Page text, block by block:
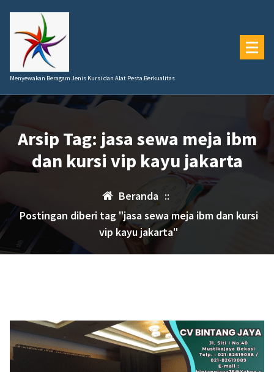
konten
Menyewakan Beragam Jenis Kursi dan Alat Pesta Berkualitas
Arsip Tag: jasa sewa meja ibm
dan kursi vip kayu jakarta
Beranda ::
Postingan diberi tag "jasa sewa meja ibm dan kursi
vip kayu jakarta"